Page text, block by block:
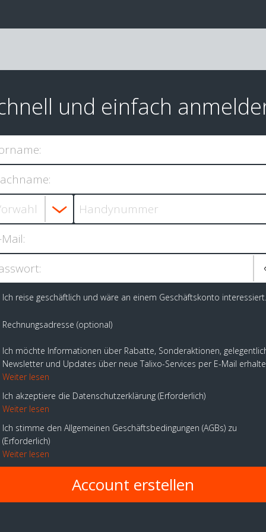
und einfach
Ich reise geschäftlich und wäre an einem Geschäftskonto interessiert.
Rechnungsadresse (optional)
Ich möchte Informationen über Rabatte, Sonderaktionen,
Newsletter und Updates über neue Talixo-Services per E-Mail
Weiter lesen
Ich akzeptiere die Datenschutzerklärung Erforderlich
Weiter lesen
Ich stimme den Allgemeinen Geschäftsbedingungen (AGBs) zu
Erforderlich
Weiter lesen